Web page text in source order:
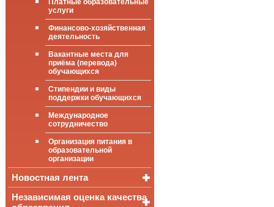
реализующие
ООП ООО
Педагоги,
реализующие
ООП СОО
Общие сведения
Цифровая
(электронная)
библиотека
ФГИС «Моя
школа»
Платные образовательные
услуги
Финансово-хозяйственная
деятельность
Вакантные места для
приёма (перевода)
обучающихся
Стипендии и виды
поддержки обучающихся
Международное
сотрудничество
Организация питания в
образовательной
организации
Новостная лента
События
Независимая оценка качества